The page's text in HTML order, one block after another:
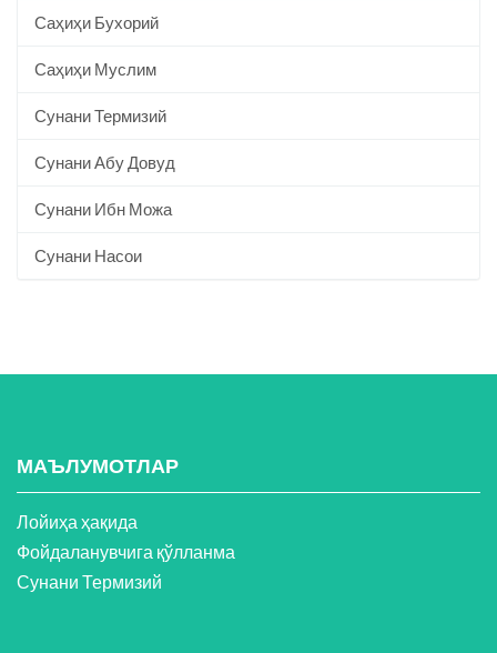
Саҳиҳи Бухорий
Саҳиҳи Муслим
Сунани Термизий
Сунани Абу Довуд
Сунани Ибн Можа
Сунани Насои
МАЪЛУМОТЛАР
Лойиҳа ҳақида
Фойдаланувчига қўлланма
Сунани Термизий